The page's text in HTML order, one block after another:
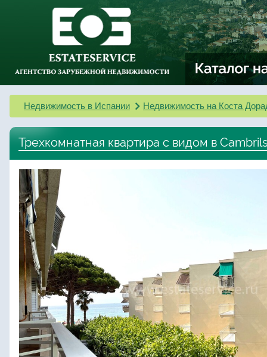
Недвижимость в Испании Недвижимость на Коста
Трехкомнатная квартира с видом в